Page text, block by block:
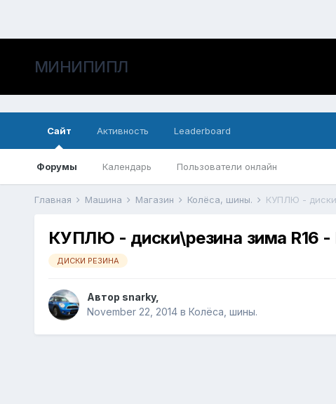
МИНИПИПЛ
Сайт
Форумы Календарь Пользователи онлайн
Активность Leaderboard
Главная Машина Магазин Колёса, шины. КУПЛЮ -
КУПЛЮ - диски\резина зима R16
ДИСКИ РЕЗИНА
Автор snarky,
November 22, 2014в Колёса, шины.